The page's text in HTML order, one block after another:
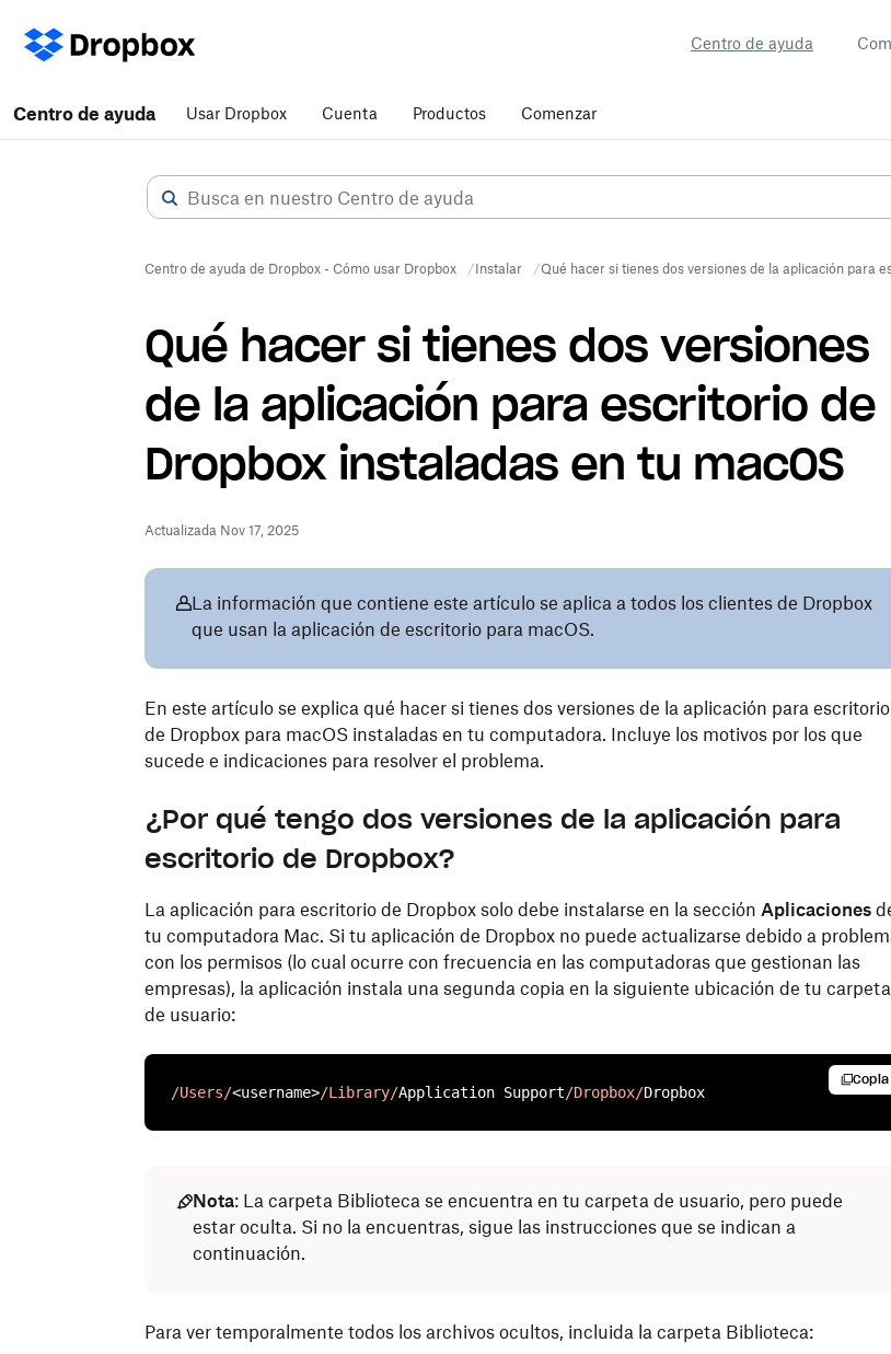
Centro de ayuda
Centro de ayuda Usar Dropbox Cuenta Productos Comenzar
Centro de ayuda de Dropbox - Cómo usar Dropbox Instalar Qué hacer si tienes dos versiones de la aplicación para
Qué hacer si tienes dos versiones
de la aplicación para escritorio de
Dropbox instaladas en tu macOS
Actualizada Nov 17, 2025
La información que contiene este artículo se aplica a todos los clientes de Dropbox
que usan la aplicación de escritorio para macOS.
En este artículo se explica qué hacer si tienes dos versiones de la aplicación para escritorio
de Dropbox para macOS instaladas en tu computadora. Incluye los motivos por los que
sucede e indicaciones para resolver el problema.
¿Por qué tengo dos versiones de la aplicación para
escritorio de Dropbox?
La aplicación para escritorio de Dropbox solo debe instalarse en la sección Aplicaciones
tu computadora Mac. Si tu aplicación de Dropbox no puede actualizarse debido a
con los permisos (lo cual ocurre con frecuencia en las computadoras que gestionan las
empresas), la aplicación instala una segunda copia en la siguiente ubicación de tu carpeta
de usuario:
Copia
/Users/<username>/Library/Application Support/Dropbox/Dropbox
Nota: La carpeta Biblioteca se encuentra en tu carpeta de usuario, pero puede
estar oculta. Si no la encuentras, sigue las instrucciones que se indican a
continuación.
Para ver temporalmente todos los archivos ocultos, incluida la carpeta Biblioteca: